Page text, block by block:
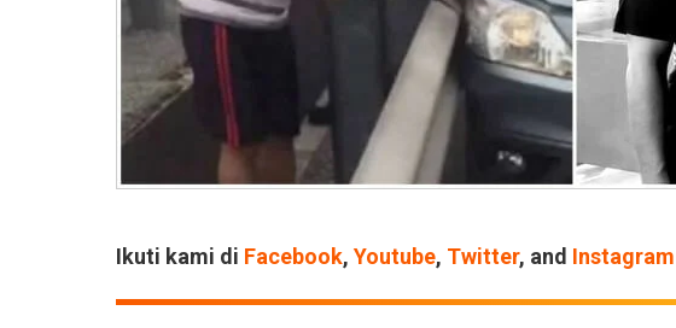
Ikuti kami di Facebook, Youtube, Twitter, and Instagram